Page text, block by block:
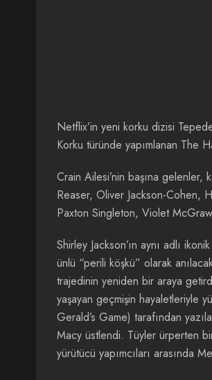
Netflix’in yeni korku dizisi
Korku türünde yapımlanan The
Crain Ailesi’nin başına
Reaser, Oliver Jackson-Cohen,
Paxton Singleton, Violet
Shirley Jackson’ın aynı adlı
ünlü “perili köşkü” olarak
trajedinin yeniden bir araya
yaşayan geçmişin hayaletleriyle
Gerald’s Game) tarafından
Macy üstlendi. Tüyler ürperten
yürütücü yapımcıları arasında